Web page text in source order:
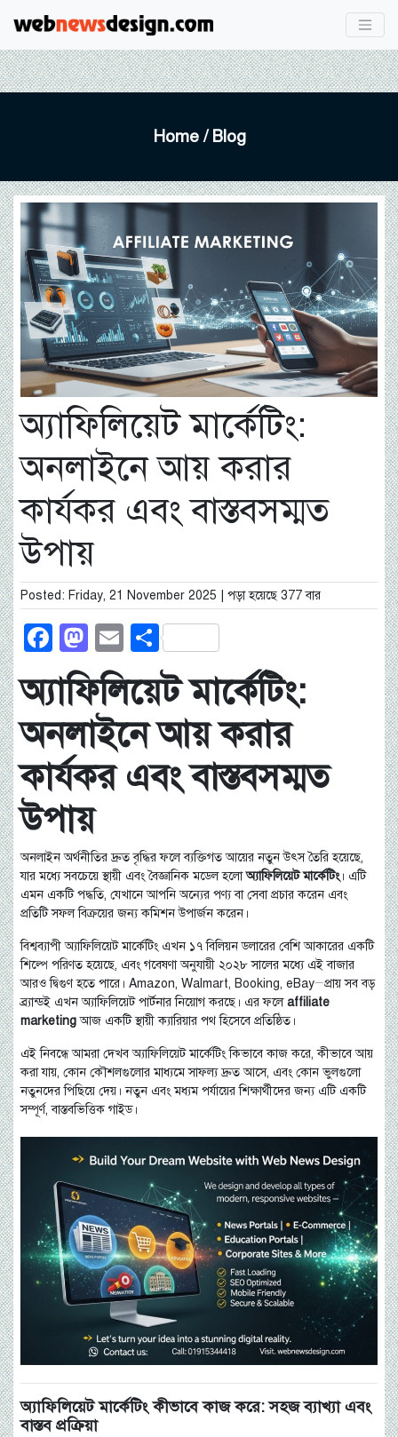
Home/ Blog
অ্যাফিলিয়েট মার্কেটিং:
অনলাইনে আয় করার
কার্যকর এবং বাস্তবসম্মত
উপায়
Posted: Friday, 21 November 2025 | পড়া হয়েছে 377 বার
Facebook
Mastodon
EmailShare
অ্যাফিলিয়েট মার্কেটিং:
অনলাইনে আয় করার
কার্যকর এবং বাস্তবসম্মত
উপায়
অনলাইন অর্থনীতির দ্রুত বৃদ্ধির ফলে ব্যক্তিগত আয়ের নতুন উৎস তৈরি হয়েছে,
যার মধ্যে সবচেয়ে স্থায়ী এবং বৈজ্ঞানিক মডেল হলোঅ্যাফিলিয়েট মার্কেটিং। এটি
এমন একটি পদ্ধতি, যেখানে আপনি অন্যের পণ্য বা সেবা প্রচার করেন এবং
প্রতিটি সফল বিক্রয়ের জন্য কমিশন উপার্জন করেন।
বিশ্বব্যাপী অ্যাফিলিয়েট মার্কেটিং এখন ১৭ বিলিয়ন ডলারের বেশি আকারের একটি
শিল্পে পরিণত হয়েছে, এবং গবেষণা অনুযায়ী ২০২৮ সালের মধ্যে এই বাজার
আরও দ্বিগুণ হতে পারে। Amazon, Walmart, Booking, eBay—প্রায় সব বড়
ব্র্যান্ডই এখন অ্যাফিলিয়েট পার্টনার নিয়োগ করছে। এর ফলেaffiliate
marketingআজ একটি স্থায়ী ক্যারিয়ার পথ হিসেবে প্রতিষ্ঠিত।
এই নিবন্ধে আমরা দেখব অ্যাফিলিয়েট মার্কেটিং কিভাবে কাজ করে, কীভাবে আয়
করা যায়, কোন কৌশলগুলোর মাধ্যমে সাফল্য দ্রুত আসে, এবং কোন ভুলগুলো
নতুনদের পিছিয়ে দেয়। নতুন এবং মধ্যম পর্যায়ের শিক্ষার্থীদের জন্য এটি একটি
সম্পূর্ণ, বাস্তবভিত্তিক গাইড।
অ্যাফিলিয়েট মার্কেটিং কীভাবে কাজ করে: সহজ ব্যাখ্যা এবং
বাস্তব প্রক্রিয়া